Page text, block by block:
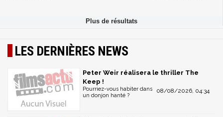
LES DERNIÈRES NEWS
Peter Weir réalisera le thriller The
Keep !
08/08/2026, 04:34
Pourriez-vous habiter dans
un donjon hanté ?